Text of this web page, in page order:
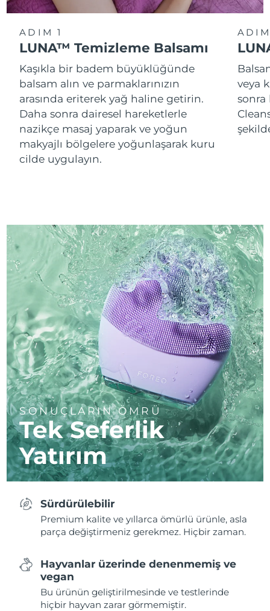
ADIM 1
LUNA™ Temizleme Balsamı
Kaşıkla bir badem büyüklüğünde
balsam alın ve parmaklarınızın
arasında eriterek yağ haline getirin.
Daha sonra dairesel hareketlerle
nazikçe masaj yaparak ve yoğun
makyajlı bölgelere yoğunlaşarak kuru
cilde uygulayın.
veya
sonra
SONUÇLARIN ÖMRÜ
Tek Seferlik
Yatırım
Sürdürülebilir
Premium kalite ve yıllarca ömürlü ürünle, asla
parça değiştirmeniz gerekmez. Hiçbir zaman.
Hayvanlar üzerinde denenmemiş ve
vegan
Bu ürünün geliştirilmesinde ve testlerinde
hiçbir hayvan zarar görmemiştir.